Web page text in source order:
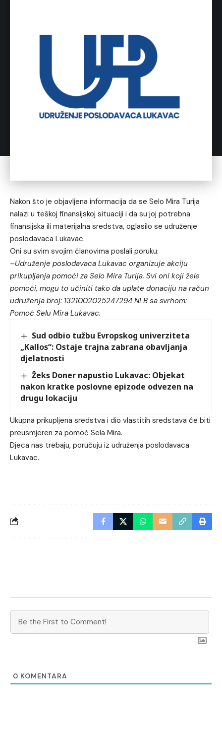
Nakon što je objavljena informacija da se Selo Mira Turija
nalazi u teškoj finansijskoj situaciji i da su joj potrebna
finansijska ili materijalna sredstva, oglasilo se udruženje
poslodavaca Lukavac.
Oni su svim svojim članovima poslali poruku:
–Udruženje poslodavaca Lukavac organizuje akciju
prikupljanja pomoći za Selo Mira Turija. Svi oni koji žele
pomoći, mogu to učiniti tako da uplate donaciju na račun
udruženja broj: 1321002025247294 NLB sa svrhom:
Pomoć Selu Mira Lukavac.
Sud odbio tužbu Evropskog univerziteta
„Kallos“: Ostaje trajna zabrana obavljanja
djelatnosti
Žeks Doner napustio Lukavac: Objekat
nakon kratke poslovne epizode odvezen na
drugu lokaciju
Ukupna prikupljena sredstva i dio vlastitih sredstava će biti
preusmjeren za pomoć Sela Mira.
Djeca nas trebaju, poručuju iz udruženja poslodavaca
Lukavac.
0 KOMENTARA